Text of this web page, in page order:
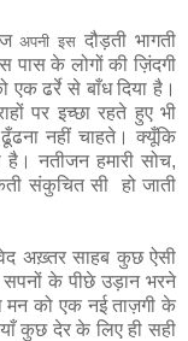
अपनी इसदौड़ती भागती
के लोगों की ज़िंदगी
एक ढर्रे से बाँध दिया है।
पर इच्छा रहते हुए भी
नहीं चाहते। क्यूँकि
है। नतीजन हमारी सोच,
संकुचित सी हो जाती
अख़्तर साहब कुछ ऐसी
सपनों के पीछे उड़ान भरने
मन को एक नई ताज़गी के
कुछ देर के लिए ही सही